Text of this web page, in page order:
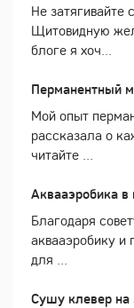
Не затягивайте
Щитовидную
блоге я хоч...
Перманентный
Мой опыт
рассказала о
читайте ...
Аквааэробика
Благодаря
аквааэробику и
для ...
Сушу клевер на